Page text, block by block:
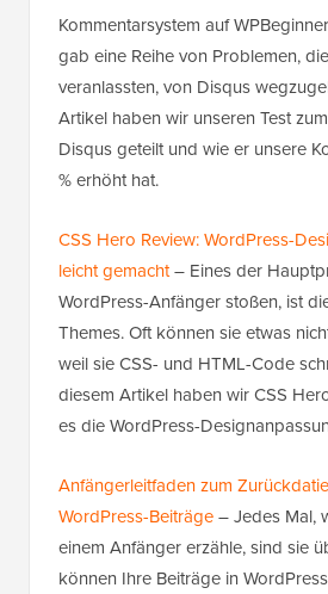
Kommentarsystem auf
gab eine Reihe von Problemen,
veranlassten, von Disqus
Artikel haben wir unseren Test
Disqus geteilt und wie er unsere
% erhöht hat.
CSS Hero Review: WordPress-
leicht gemacht– Eines der
WordPress-Anfänger stoßen, ist
Themes. Oft können sie etwas
weil sie CSS- und HTML-Code
diesem Artikel haben wir CSS
es die WordPress-
Anfängerleitfaden zum
WordPress-Beiträge– Jedes Mal,
einem Anfänger erzähle, sind sie
können Ihre Beiträge in